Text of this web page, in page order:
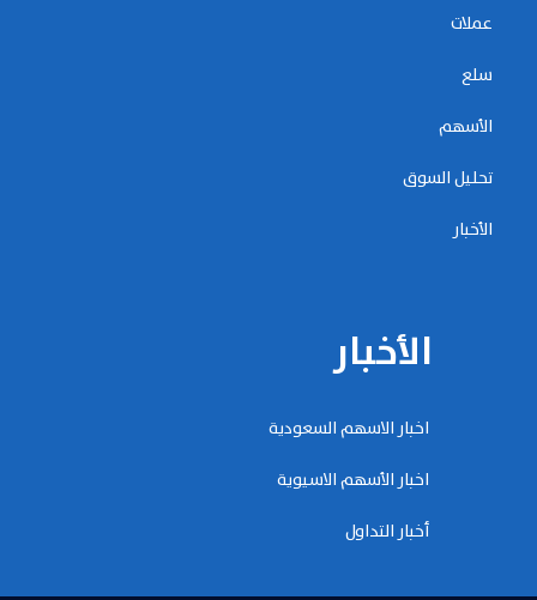
عملات
سلع
الأسهم
تحليل السوق
الأخبار
الأخبار
اخبار الاسهم السعودية
اخبار الأسهم الاسيوية
أخبار التداول